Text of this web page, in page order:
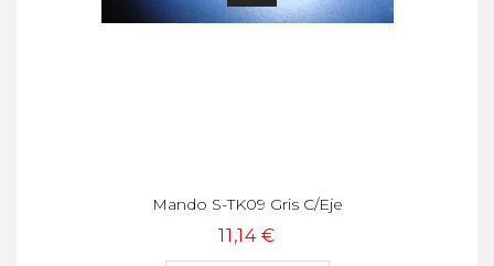
Mando S-TK09 Gris C/eje
11,14 €